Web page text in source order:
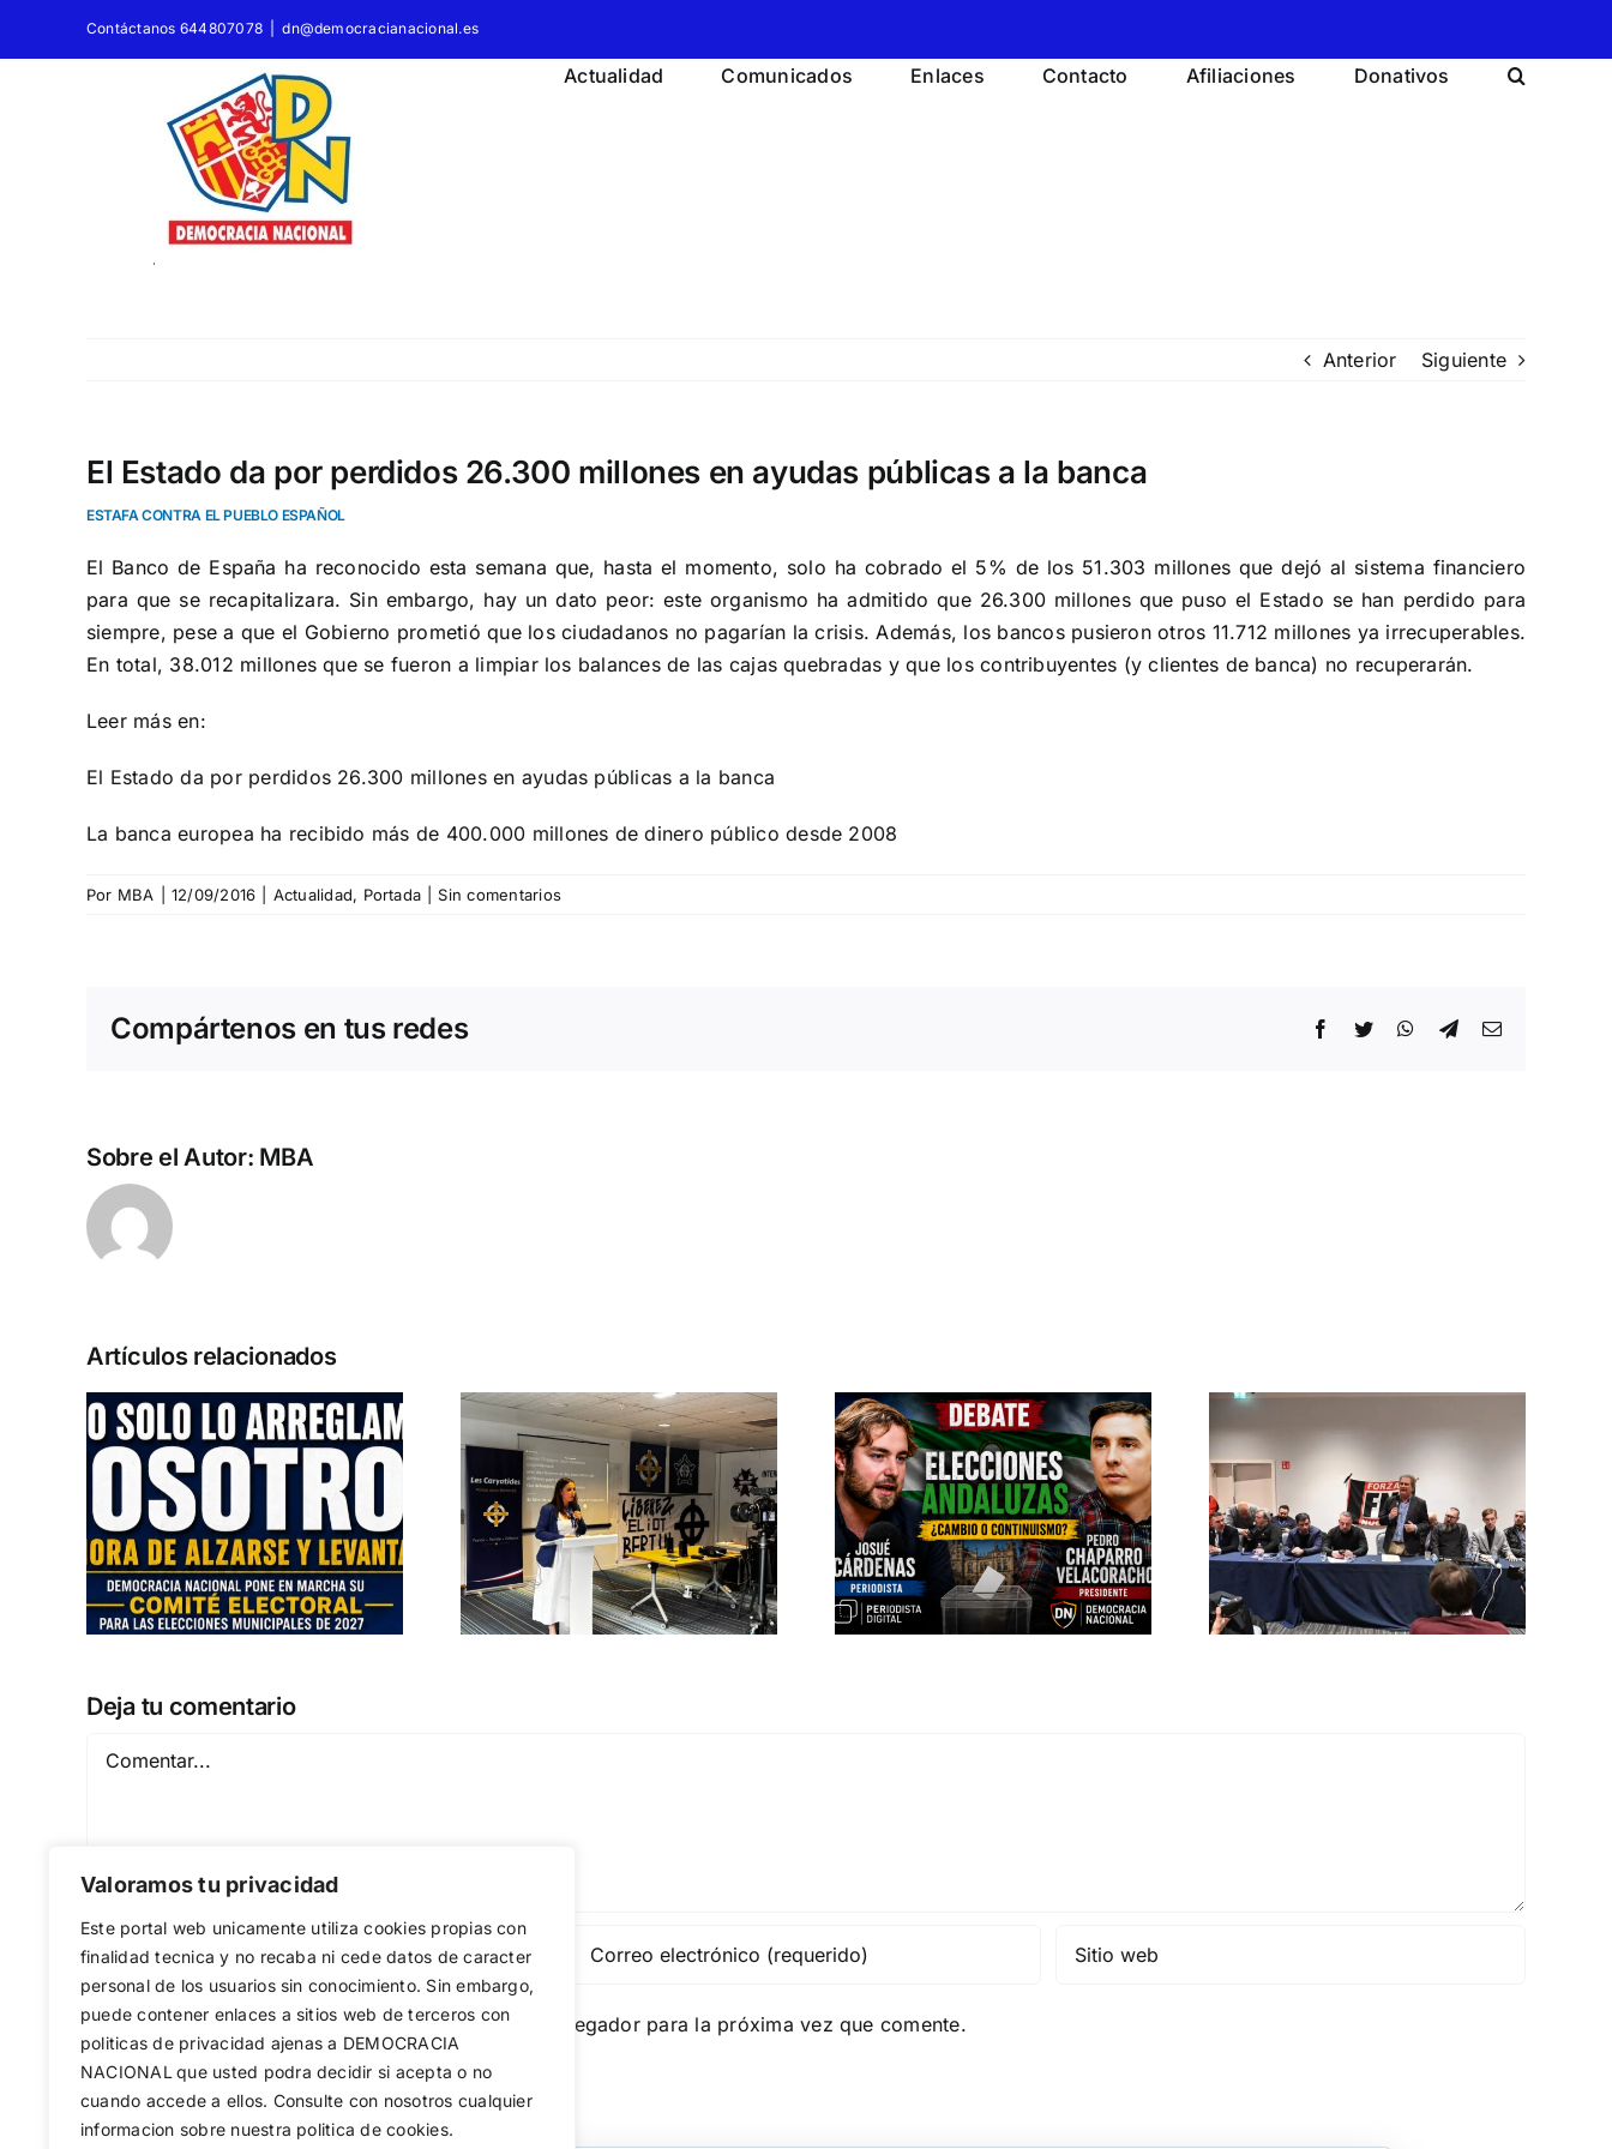
Valoramos tu privacidad
Este portal web unicamente utiliza cookies propias con
finalidad tecnica y no recaba ni cede datos de caracter
personal de los usuarios sin conocimiento. Sin embargo,
puede contener enlaces a sitios web de terceros con
politicas de privacidad ajenas a DEMOCRACIA
NACIONAL que usted podra decidir si acepta o no
cuando accede a ellos. Consulte con nosotros cualquier
informacion sobre nuestra politica de cookies.
Contáctanos 644807078 dn@democracianacional.es
Actualidad Comunicados Enlaces Contacto Afiliaciones Donativos
Anterior Siguiente
El Estado da por perdidos 26.300 millones en ayudas públicas a la banca
ESTAFA CONTRA EL PUEBLO ESPAÑOL
El Banco de España ha reconocido esta semana que, hasta el momento, solo ha cobrado el 5% de los 51.303 millones que dejó al sistema financiero
para que se recapitalizara. Sin embargo, hay un dato peor: este organismo ha admitido que 26.300 millones que puso el Estado se han perdido para
siempre, pese a que el Gobierno prometió que los ciudadanos no pagarían la crisis. Además, los bancos pusieron otros 11.712 millones ya irrecuperables.
En total, 38.012 millones que se fueron a limpiar los balances de las cajas quebradas y que los contribuyentes (y clientes de banca) no recuperarán.
Leer más en:
El Estado da por perdidos 26.300 millones en ayudas públicas a la banca
La banca europea ha recibido más de 400.000 millones de dinero público desde 2008
Por MBA 12/09/2016 Actualidad, Portada Sin comentarios
Compártenos en tus redes Facebook
Twitter WhatsApp
TelegramCorreo
Sobre el Autor: MBA
Artículos relacionados
Entrevista a
Jennifer Amaro
Departamento Pro-Vida de Democracia
Nacional
Pedro Chaparro
participa en «La
Burbuja» de
Periodista Digital
DEBATE DE ACTUALIDAD
Conferencia
internacional en
Roma: “Europa se
levanta de nuevo”
ROMA 14 DE MARZO DE 2026
Deja tu comentario
Comentar
Guardar mi nombre, email y sitio web en este navegador para la próxima vez que comente.